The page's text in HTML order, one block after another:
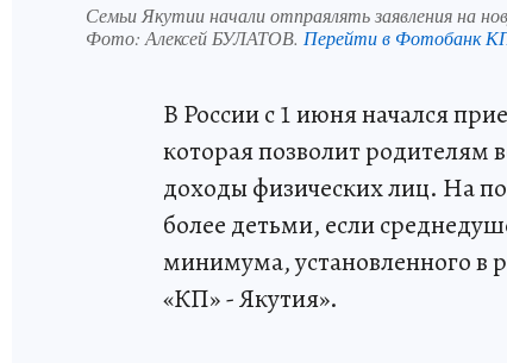
Семьи Якутии начали отпраялять заявления на
Фото: Алексей БУЛАТОВ. Перейти в Фотобанк
В России с 1 июня начался
которая позволит родителям
доходы физических лиц. На
более детьми, если
минимума, установленного в
«КП» - Якутия».